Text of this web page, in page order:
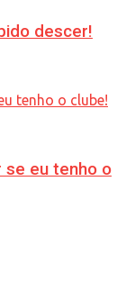
descer!
se eu tenho o